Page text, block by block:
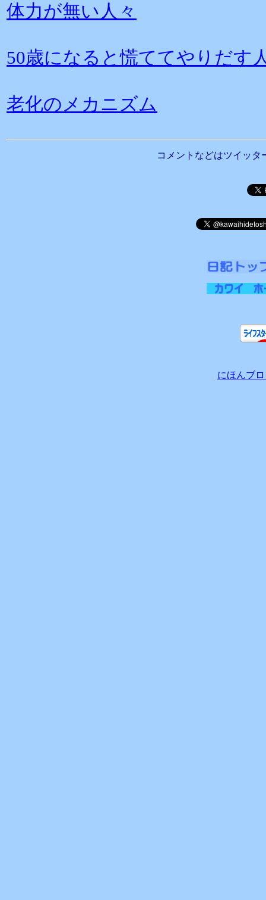
体力が無い人々
50歳になると慌ててやりだす
老化のメカニズム
コメントなどはツイッタ
にほんブ